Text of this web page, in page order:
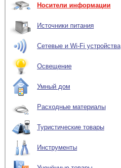
Носители информации
Источники питания
Сетевые и Wi-Fi устройства
Освещение
Умный дом
Расходные материалы
Туристические товары
Инструменты